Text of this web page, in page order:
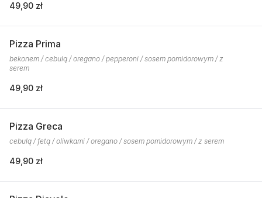
49,90 zł
Pizza Prima
bekonem / cebulą / oregano / pepperoni / sosem pomidorowym / z
serem
49,90 zł
Pizza Greca
cebulą / fetą / oliwkami / oregano / sosem pomidorowym / z serem
49,90 zł